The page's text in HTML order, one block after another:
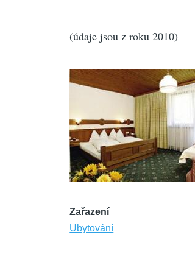
(údaje jsou z roku 2010)
Zařazení
Ubytování